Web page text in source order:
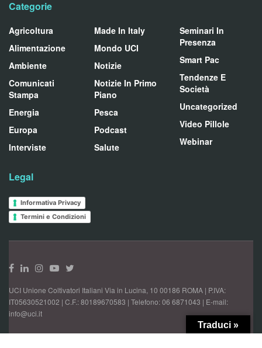
Categorie
Agricoltura
Alimentazione
Ambiente
Comunicati
Stampa
Energia
Europa
Interviste
Made In Italy
Mondo UCI
Notizie
Notizie In Primo
Piano
Pesca
Podcast
Salute
Seminari In
Presenza
Smart Pac
Tendenze E
Società
Uncategorized
Video Pillole
Webinar
Legal
Informativa Privacy
Termini e Condizioni
UCI Unione Coltivatori Italiani Via in Lucina, 10 00186 ROMA | P.IVA:
IT05630521002 | C.F.: 80189670583 | Telefono: 06 6871043 | E-mail:
info@uci.it
Traduci »